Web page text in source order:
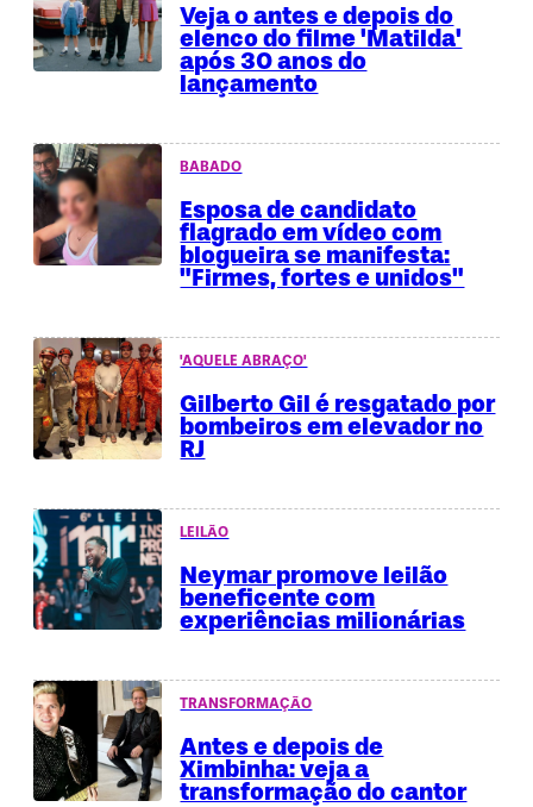
Veja o antes e depois do
elenco do filme 'Matilda'
após 30 anos do
lançamento
BABADO
Esposa de candidato
flagrado em vídeo com
blogueira se manifesta:
"Firmes, fortes e unidos"
'AQUELE ABRAÇO'
Gilberto Gil é resgatado por
bombeiros em elevador no
RJ
LEILÃO
Neymar promove leilão
beneficente com
experiências milionárias
TRANSFORMAÇÃO
Antes e depois de
Ximbinha: veja a
transformação do cantor